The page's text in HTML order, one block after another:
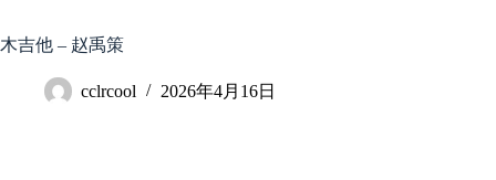
至
内
木吉他 – 赵禹策
cclrcool 2026年4月16日